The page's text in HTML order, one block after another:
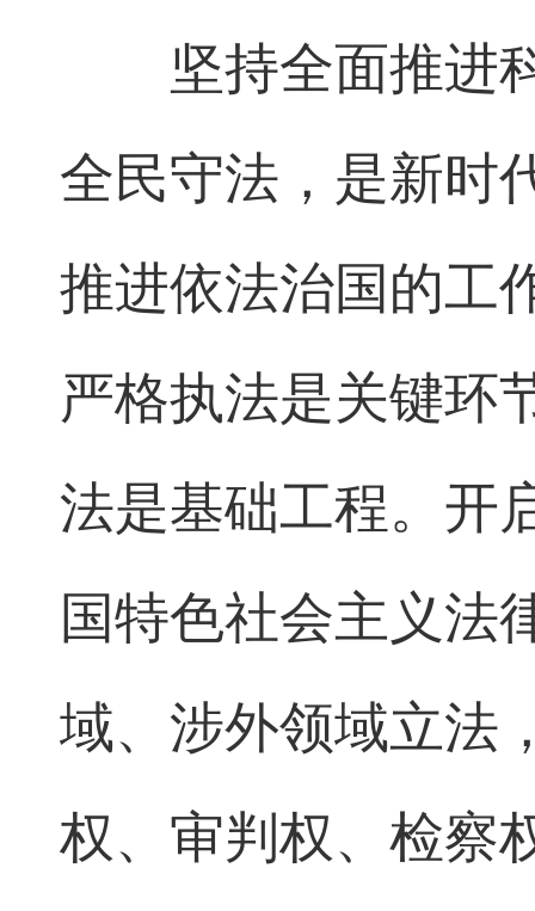
坚持全面推进
全民守法，是新时
推进依法治国的工
严格执法是关键环
法是基础工程。开
国特色社会主义法
域、涉外领域立法
权、审判权、检察